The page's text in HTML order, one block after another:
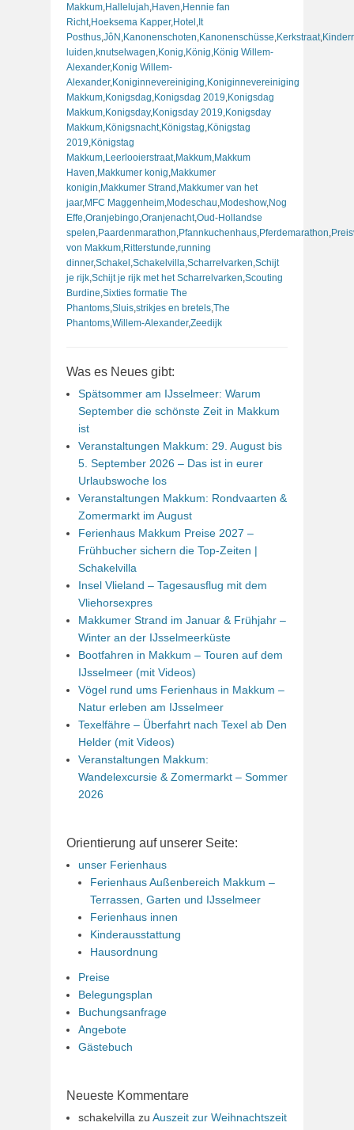
Makkum Hallelujah Haven Hennie fan
Richt, Hoeksema Kapper, Hotel It
Posthus JôN Kanonenschoten Kanonenschüsse Kerkstraat
luiden knutselwagen Konig König König Willem-
Alexander, Konig Willem-
Alexander, Koniginnevereiniging Koniginnevereiniging
Makkum Konigsdag Konigsdag 2019 Konigsdag
Makkum Konigsday, Konigsday 2019 Konigsday
Makkum Königsnacht, Königstag Königstag
2019 Königstag
Makkum Leerlooierstraat, Makkum Makkum
Haven Makkumer konig Makkumer
konigin Makkumer Strand Makkumer van het
jaar, MFC Maggenheim Modeschau Modeshow, Nog
Effe Oranjebingo Oranjenacht,Oud-Hollandse
spelen Paardenmarathon Pfannkuchenhaus Pferdemarathon
von Makkum Ritterstunde running
dinner,Schakel Schakelvilla Scharrelvarken Schijt
je rijk Schijt je rijk met het Scharrelvarken Scouting
Burdine Sixties formatie The
Phantoms Sluis strikjes en bretels The
Phantoms Willem-Alexander,Zeedijk
Was es Neues gibt:
Spätsommer am IJsselmeer: Warum
September die schönste Zeit in Makkum
ist
Veranstaltungen Makkum: 29. August bis
5. September 2026 – Das ist in eurer
Urlaubswoche los
Veranstaltungen Makkum: Rondvaarten &
Zomermarkt im August
Ferienhaus Makkum Preise 2027 –
Frühbucher sichern die Top-Zeiten |
Schakelvilla
Insel Vlieland – Tagesausflug mit dem
Vliehorsexpres
Makkumer Strand im Januar & Frühjahr –
Winter an der IJsselmeerküste
Bootfahren in Makkum – Touren auf dem
IJsselmeer (mit Videos)
Vögel rund ums Ferienhaus in Makkum –
Natur erleben am IJsselmeer
Texelfähre – Überfahrt nach Texel ab Den
Helder (mit Videos)
Veranstaltungen Makkum:
Wandelexcursie & Zomermarkt – Sommer
2026
Orientierung auf unserer Seite:
unser Ferienhaus
Ferienhaus Außenbereich Makkum –
Terrassen, Garten und IJsselmeer
Ferienhaus innen
Kinderausstattung
Hausordnung
Preise
Belegungsplan
Buchungsanfrage
Angebote
Gästebuch
Neueste Kommentare
schakelvilla zu Auszeit zur Weihnachtszeit